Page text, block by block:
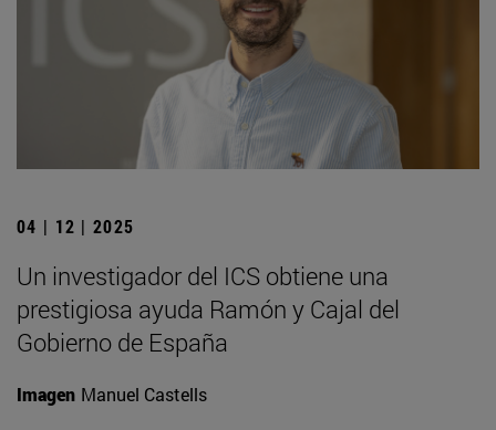
04 | 12 | 2025
Un investigador del ICS obtiene una
prestigiosa ayuda Ramón y Cajal del
Gobierno de España
Imagen Manuel Castells